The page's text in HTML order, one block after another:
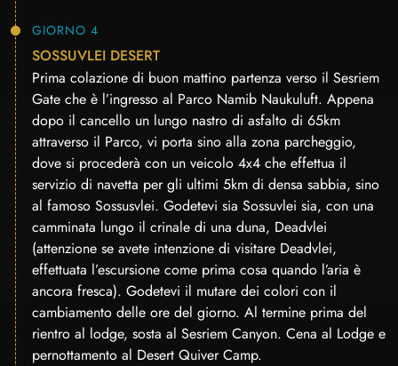
GIORNO 4
SOSSUVLEI DESERT
Prima colazione di buon mattino partenza verso il Sesriem
Gate che è l’ingresso al Parco Namib Naukuluft. Appena
dopo il cancello un lungo nastro di asfalto di 65km
attraverso il Parco, vi porta sino alla zona parcheggio,
dove si procederà con un veicolo 4x4 che effettua il
servizio di navetta per gli ultimi 5km di densa sabbia, sino
al famoso Sossusvlei. Godetevi sia Sossuvlei sia, con una
camminata lungo il crinale di una duna, Deadvlei
(attenzione se avete intenzione di visitare Deadvlei,
effettuata l’escursione come prima cosa quando l’aria è
ancora fresca). Godetevi il mutare dei colori con il
cambiamento delle ore del giorno. Al termine prima del
rientro al lodge, sosta al Sesriem Canyon. Cena al Lodge e
pernottamento al Desert Quiver Camp.